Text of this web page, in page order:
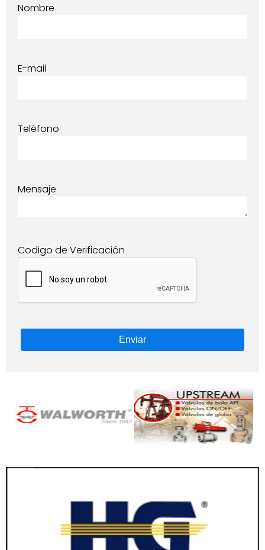
Nombre
E-mail
Teléfono
Mensaje
Codigo de Verificación
Enviar